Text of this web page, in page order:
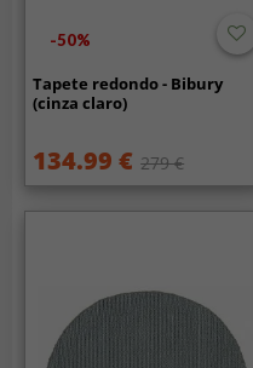
-50%
Tapete redondo - Bibury
(cinza claro)
134.99 € 279 €